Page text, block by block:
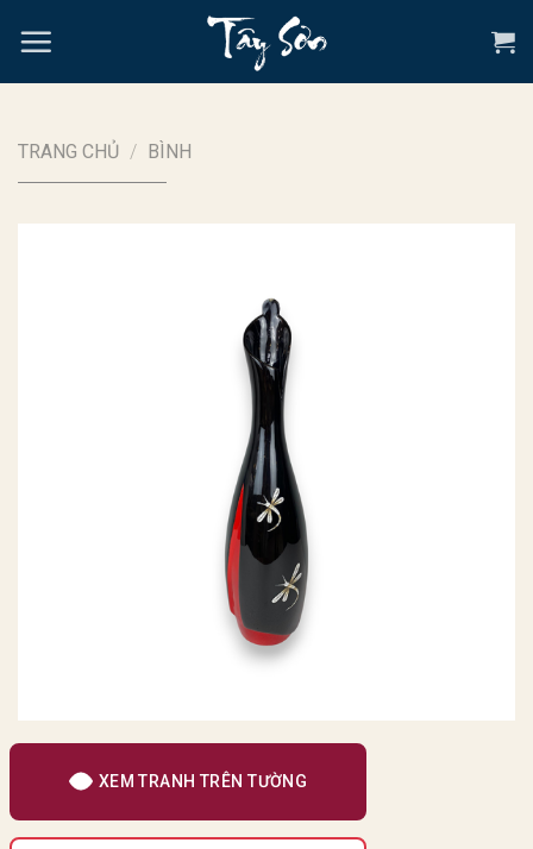
đến
TRANG CHỦ / BÌNH
XEM TRANH TRÊN TƯỜNG